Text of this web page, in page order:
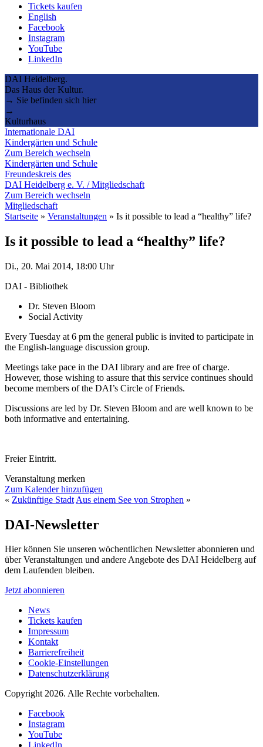
Tickets kaufen
English
Facebook
Instagram
YouTube
LinkedIn
DAI Heidelberg.
Das Haus der Kultur.
→ Sie befinden sich hier
→
Kulturhaus
Internationale DAI
Kindergärten und Schule
Zum Bereich wechseln
Kindergärten und Schule
Freundeskreis des
DAI Heidelberg e. V. / Mitgliedschaft
Zum Bereich wechseln
Mitgliedschaft
Startseite » Veranstaltungen » Is it possible to lead a “healthy” life?
Is it possible to lead a “healthy” life?
Di., 20. Mai 2014, 18:00 Uhr
DAI - Bibliothek
Dr. Steven Bloom
Social Activity
Every Tuesday at 6 pm the general public is invited to participate in
the English-language discussion group.
Meetings take pace in the DAI library and are free of charge.
However, those wishing to assure that this service continues should
become members of the DAI’s Circle of Friends.
Discussions are led by Dr. Steven Bloom and are well known to be
both informative and entertaining.
Freier Eintritt.
Veranstaltung merken
Zum Kalender hinzufügen
« Zukünftige Stadt Aus einem See von Strophen »
DAI-Newsletter
Hier können Sie unseren wöchentlichen Newsletter abonnieren und
über Veranstaltungen und andere Angebote des DAI Heidelberg auf
dem Laufenden bleiben.
Jetzt abonnieren
News
Tickets kaufen
Impressum
Kontakt
Barrierefreiheit
Cookie-Einstellungen
Datenschutzerklärung
Copyright 2026. Alle Rechte vorbehalten.
Facebook
Instagram
YouTube